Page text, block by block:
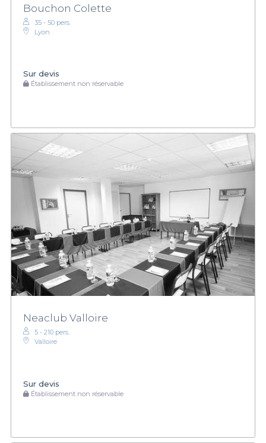
Bouchon Colette
35 - 50 pers.
Lyon
Sur devis
Établissement non réservable
Neaclub Valloire
5 - 210 pers.
Valloire
Sur devis
Établissement non réservable